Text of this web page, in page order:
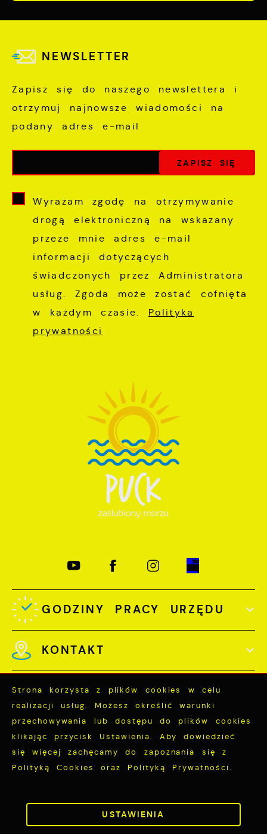
NEWSLETTER
Zapisz się do naszego newslettera i
otrzymuj najnowsze wiadomości na
podany adres e-mail
Wyrażam zgodę na otrzymywanie
drogą elektroniczną na wskazany
przeze mnie adres e-mail
informacji dotyczących
świadczonych przez Administratora
usług. Zgoda może zostać cofnięta
w każdym czasie. Polityka
prywatności
GODZINY PRACY URZĘDU
KONTAKT
Odwiedzin: 3738086
Online: 80
Powered by2ClickPortal®
Strona korzysta z plików cookies w celu
realizacji usług. Możesz określić warunki
przechowywania lub dostępu do plików cookies
klikając przycisk Ustawienia. Aby dowiedzieć
się więcej zachęcamy do zapoznania się z
Polityką Cookies oraz Polityką Prywatności.
USTAWIENIA
ZEZWÓL NA WSZYSTKIE